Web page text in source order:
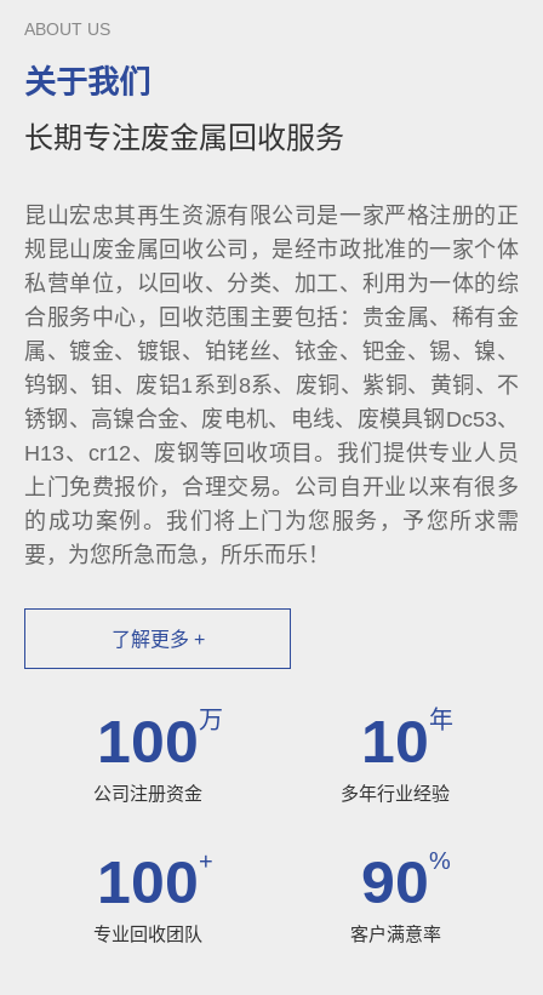
ABOUT US
关于我们
长期专注废金属回收服务
昆山宏忠其再生资源有限公司是一家严格注册的正
规昆山废金属回收公司，是经市政批准的一家个体
私营单位，以回收、分类、加工、利用为一体的综
合服务中心，回收范围主要包括：贵金属、稀有金
属、镀金、镀银、铂铑丝、铱金、钯金、锡、镍、
钨钢、钼、废铝1系到8系、废铜、紫铜、黄铜、不
锈钢、高镍合金、废电机、电线、废模具钢Dc53、
H13、cr12、废钢等回收项目。我们提供专业人员
上门免费报价，合理交易。公司自开业以来有很多
的成功案例。我们将上门为您服务，予您所求需
要，为您所急而急，所乐而乐！
了解更多 +
100万
公司注册资金
10年
多年行业经验
100+
专业回收团队
90%
客户满意率